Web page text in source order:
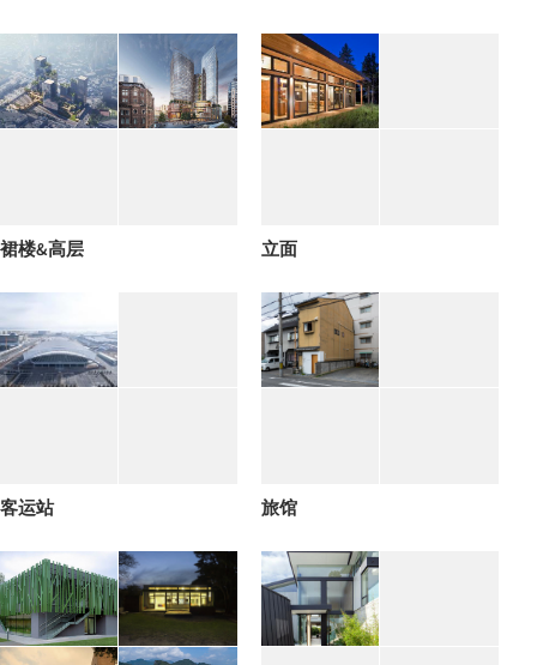
裙楼&高层 立面
客运站 旅馆